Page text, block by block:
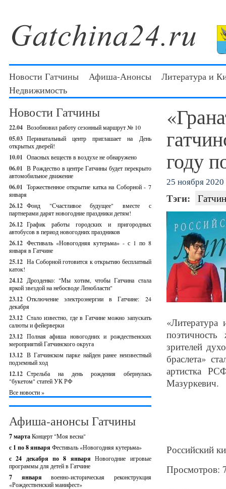
Новости Гатчины Афиша-Анонсы
Литература и
Недвижимость
Новости Гатчины
22.04 Возобновил работу сезонный маршрут № 10
05.03 Перинатальный центр приглашает на День
открытых дверей!
10.01 Опасных веществ в воздухе не обнаружено
06.01 В Рождество в центре Гатчины будет перекрыто
автомобильное движение
06.01 Торжественное открытие катка на Соборной - 7
января
26.12 Фонд "Счастливое будущее" вместе с
партнерами дарят новогодние праздники детям!
26.12 График работы городских и пригородных
автобусов в период новогодних праздников
26.12 Фестиваль «Новогодняя кутерьма» - с 1 по 8
января в Гатчине
25.12 На Соборной готовится к открытию бесплатный
каток!
24.12 Дрозденко: "Мы хотим, чтобы Гатчина стала
яркой звездой на небосводе Ленобласти"
23.12 Отключение электроэнергии в Гатчине: 24
декабря
23.12 Стало известно, где в Гатчине можно запускать
салюты и фейерверки
23.12 Полная афиша новогодних и рождественских
мероприятий Гатчинского округа
13.12 В Гатчинском парке найден ранее неизвестный
подземный ход
12.12 Стрельба на день рождения обернулась
"букетом" статей УК РФ
Все новости »
Афиша-анонсы Гатчины
7 мартаКонцерт "Моя весна"
с 1 по 8 января Фестиваль «Новогодняя кутерьма»
с 24 декабря по 8 январяНовогодние игровые
программы для детей в Гатчине
7 январявоенно-историческая реконструкция
«Рождественский манифест»
году
25 ноября 2020
Тэги:
зрителей
браслета»
артистка
Мазуркевич.
Российский
Просмотров: